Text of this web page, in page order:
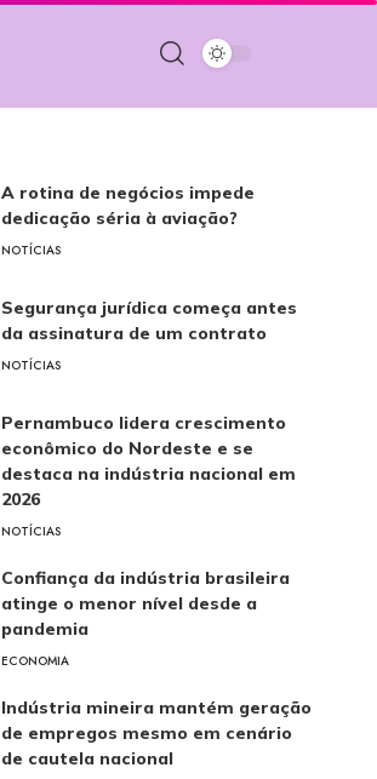
A rotina de negócios impede
dedicação séria à aviação?
NOTÍCIAS
Segurança jurídica começa antes
da assinatura de um contrato
NOTÍCIAS
Pernambuco lidera crescimento
econômico do Nordeste e se
destaca na indústria nacional em
2026
NOTÍCIAS
Confiança da indústria brasileira
atinge o menor nível desde a
pandemia
ECONOMIA
Indústria mineira mantém geração
de empregos mesmo em cenário
de cautela nacional